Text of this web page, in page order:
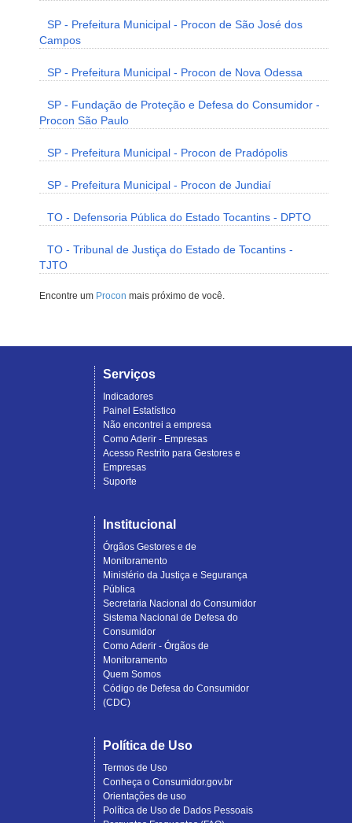
SP - Prefeitura Municipal - Procon de São José dos
Campos
SP - Prefeitura Municipal - Procon de Nova Odessa
SP - Fundação de Proteção e Defesa do Consumidor -
Procon São Paulo
SP - Prefeitura Municipal - Procon de Pradópolis
SP - Prefeitura Municipal - Procon de Jundiaí
TO - Defensoria Pública do Estado Tocantins - DPTO
TO - Tribunal de Justiça do Estado de Tocantins -
TJTO
Encontre um Procon mais próximo de você.
Serviços
Indicadores
Painel Estatístico
Não encontrei a empresa
Como Aderir - Empresas
Acesso Restrito para Gestores e
Empresas
Suporte
Institucional
Órgãos Gestores e de
Monitoramento
Ministério da Justiça e Segurança
Pública
Secretaria Nacional do Consumidor
Sistema Nacional de Defesa do
Consumidor
Como Aderir - Órgãos de
Monitoramento
Quem Somos
Código de Defesa do Consumidor
(CDC)
Política de Uso
Termos de Uso
Conheça o Consumidor.gov.br
Orientações de uso
Política de Uso de Dados Pessoais